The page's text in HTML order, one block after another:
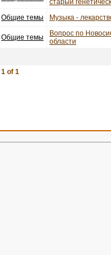
старый
Общие темы
Музыка -
Общие темы
Вопрос по
области
1 of 1